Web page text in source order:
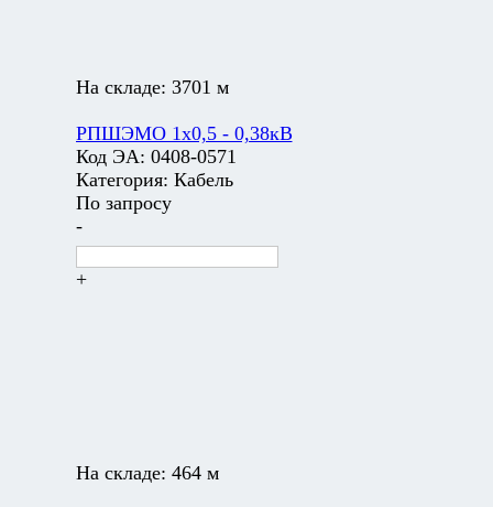
На складе: 3701 м
РПШЭМО 1х0,5 - 0,38кВ
Код ЭА: 0408-0571
Категория: Кабель
По запросу
-
+
На складе: 464 м